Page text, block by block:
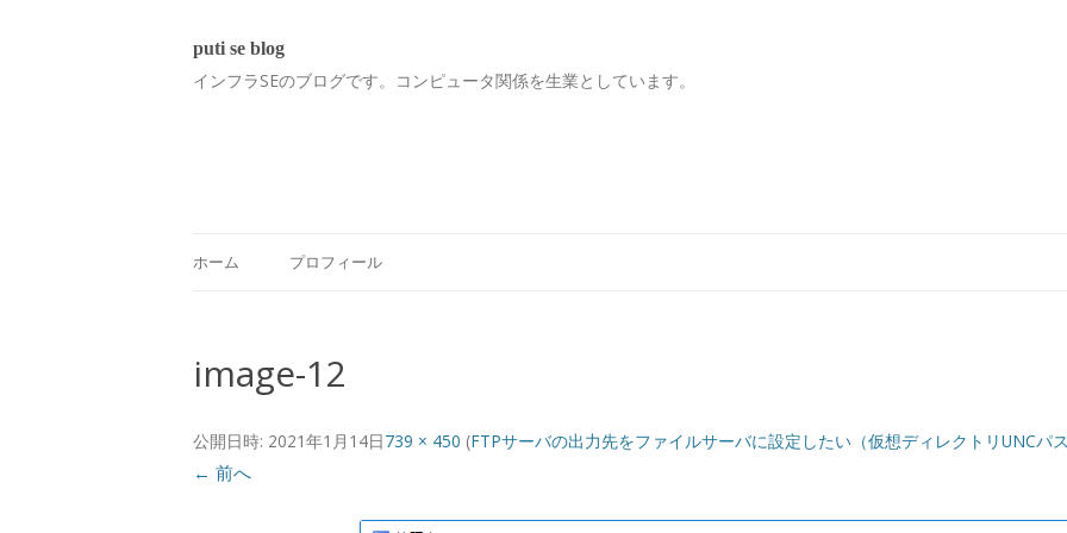
puti se blog
インフラSEのブログです。コンピュータ関係を生業としています。
ホーム プロフィール
image-12
公開日時: 2021年1月14日739 × 450 (FTPサーバの出力先をファイルサーバに設定したい（仮想ディレクトリUNCパス
← 前へ